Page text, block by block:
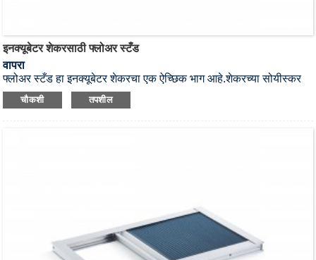
इनक्यूबेटर शेकरसाठी फ्लोअर स्टँड
वापरा
फ्लोअर स्टँड हा इनक्यूबेटर शेकरचा एक ऐच्छिक भाग आहे.शेकरच्या सोयीस्कर
वापरासाठी वापरकर्त्याची मागणी पूर्ण करणे.
चौकशी तपशील